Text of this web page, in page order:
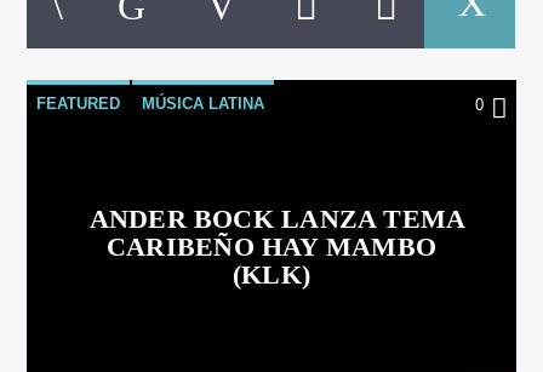
CANCIÓN ACTUAL
FEATURED MÚSICA LATINA 0
ANDER BOCK LANZA TEMA
CARIBEÑO HAY MAMBO
(KLK)